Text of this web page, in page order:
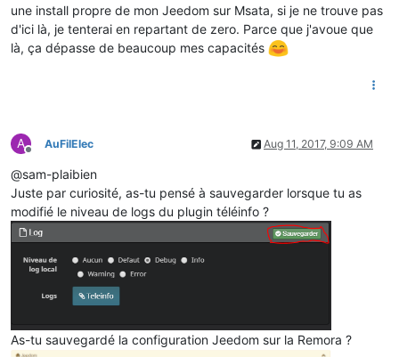
une install propre de mon Jeedom sur Msata, si je ne trouve pas
d'ici là, je tenterai en repartant de zero. Parce que j'avoue que
là, ça dépasse de beaucoup mes capacités
A
Offline
AuFilElec Aug 11, 2017, 9:09 AM
@sam-plaibien
Juste par curiosité, as-tu pensé à sauvegarder lorsque tu as
modifié le niveau de logs du plugin téléinfo ?
As-tu sauvegardé la configuration Jeedom sur la Remora ?